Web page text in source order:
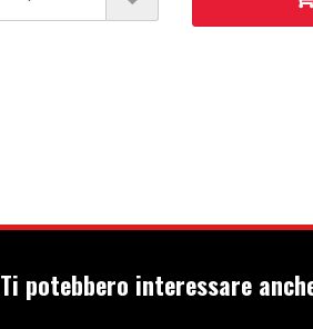
Ti potebbero interessare